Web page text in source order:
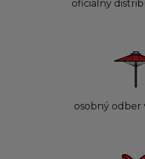
oficiálny
osobný odber